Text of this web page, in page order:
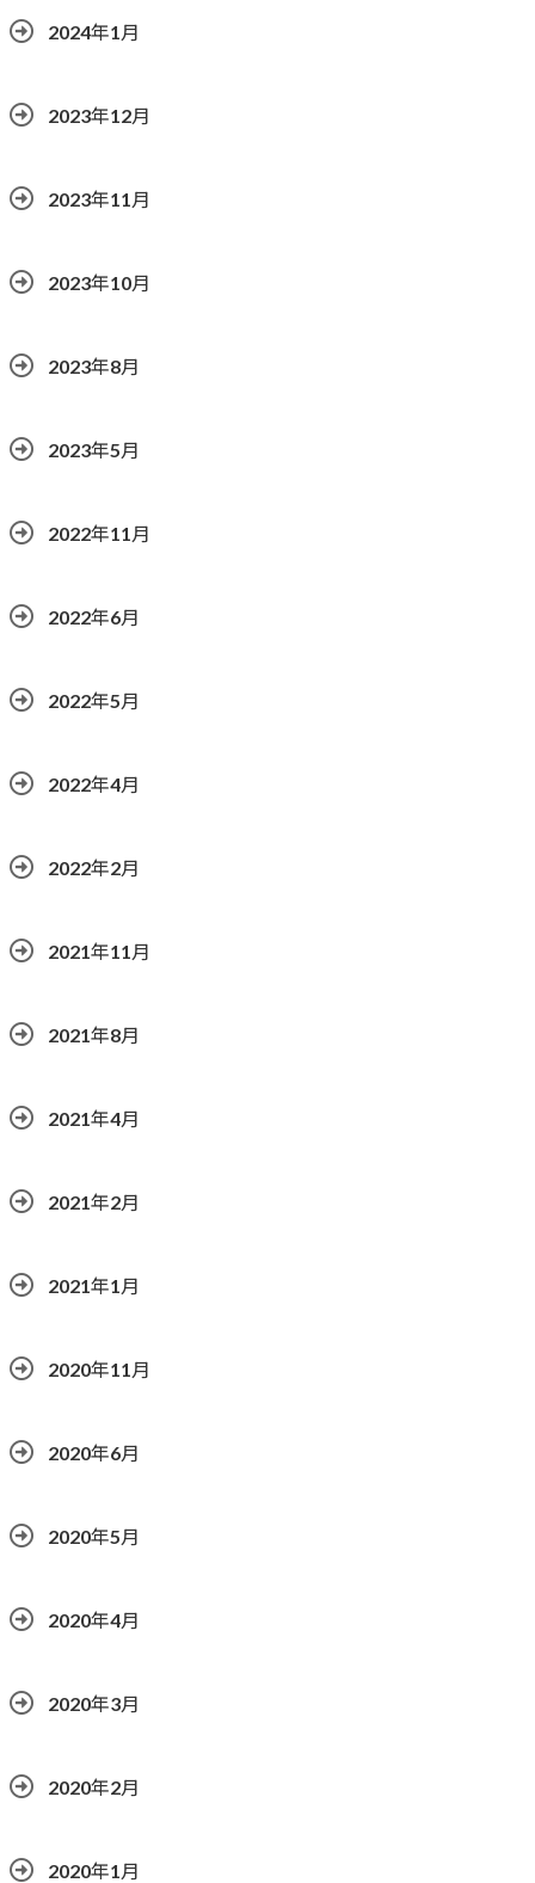
2024年1月
2023年12月
2023年11月
2023年10月
2023年8月
2023年5月
2022年11月
2022年6月
2022年5月
2022年4月
2022年2月
2021年11月
2021年8月
2021年4月
2021年2月
2021年1月
2020年11月
2020年6月
2020年5月
2020年4月
2020年3月
2020年2月
2020年1月